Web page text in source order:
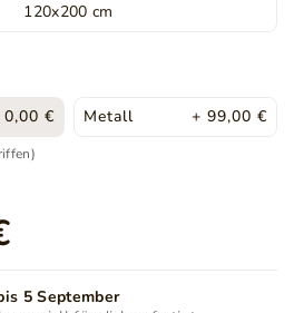
120x200 cm
0,00 € Metall + 99,00 €
5 September